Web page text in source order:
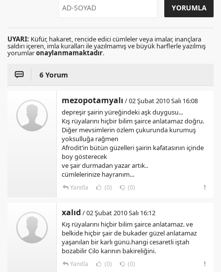
UYARI: Küfür, hakaret, rencide edici cümleler veya imalar, inançlara
saldırı içeren, imla kuralları ile yazılmamış ve büyük harflerle yazılmış
yorumlaronaylanmamaktadır.
6 Yorum
mezopotamyalı / 02 Şubat 2010 Salı 16:08
depreşir şairin yüreğindeki aşk duygusu...
Kış rüyalarını hiçbir bilim şairce anlatamaz doğru.
Diğer mevsimlerin özlem çukurunda kurumuş
yoksulluğa rağmen
Afrodit’in bütün güzelleri şairin kafatasının içinde
boy gösterecek
ve şair durmadan yazar artık..
cümlelerinize hayranım...
Yanıtla (0) (0)
xalıd / 02 Şubat 2010 Salı 16:12
Kış rüyalarını hiçbir bilim şairce anlatamaz. ve
belkide hiçbir şair de bukader güzel anlatamaz
yaşanılan bir karlı günü.hangi cesaretli iştah
bozabilir Cilo karının bakireliğini.
Yanıtla (0) (0)